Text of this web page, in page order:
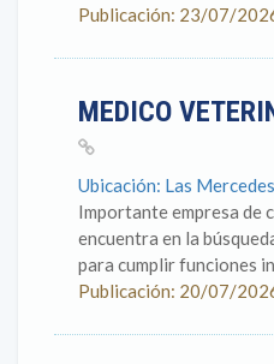
Publicación: 23/07/
MEDICO
Ubicación: Las
Importante empresa de
encuentra en la
para cumplir funciones
Publicación: 20/07/